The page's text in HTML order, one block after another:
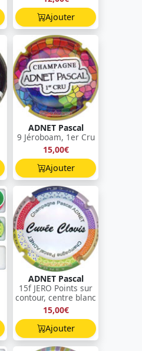
Ajouter
ADNET Pascal
9 Jéroboam, 1er Cru
15,00€
Ajouter
ADNET Pascal
15f JERO Points sur
contour, centre blanc
15,00€
Ajouter